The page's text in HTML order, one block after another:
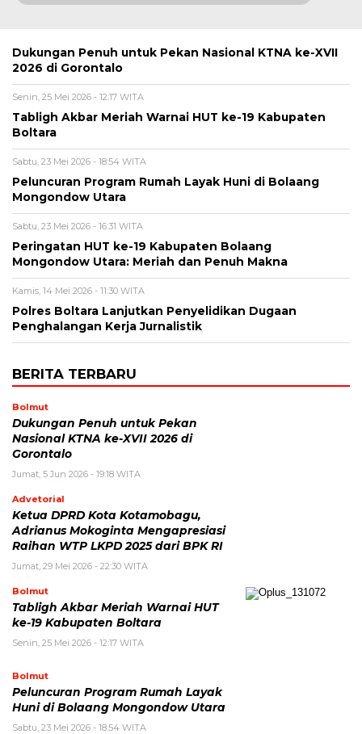
Dukungan Penuh untuk Pekan Nasional KTNA ke-XVII
2026 di Gorontalo
Senin, 25 Mei 2026 - 12:17 WITA
Tabligh Akbar Meriah Warnai HUT ke-19 Kabupaten
Boltara
Sabtu, 23 Mei 2026 - 18:54 WITA
Peluncuran Program Rumah Layak Huni di Bolaang
Mongondow Utara
Sabtu, 23 Mei 2026 - 16:31 WITA
Peringatan HUT ke-19 Kabupaten Bolaang
Mongondow Utara: Meriah dan Penuh Makna
Kamis, 14 Mei 2026 - 11:30 WITA
Polres Boltara Lanjutkan Penyelidikan Dugaan
Penghalangan Kerja Jurnalistik
BERITA TERBARU
Bolmut
Dukungan Penuh untuk Pekan
Nasional KTNA ke-XVII 2026 di
Gorontalo
Jumat, 5 Jun 2026 - 19:18 WITA
Advetorial
Ketua DPRD Kota Kotamobagu,
Adrianus Mokoginta Mengapresiasi
Raihan WTP LKPD 2025 dari BPK RI
Jumat, 29 Mei 2026 - 22:30 WITA
Bolmut
Tabligh Akbar Meriah Warnai HUT
ke-19 Kabupaten Boltara
Senin, 25 Mei 2026 - 12:17 WITA
Bolmut
Peluncuran Program Rumah Layak
Huni di Bolaang Mongondow Utara
Sabtu, 23 Mei 2026 - 18:54 WITA